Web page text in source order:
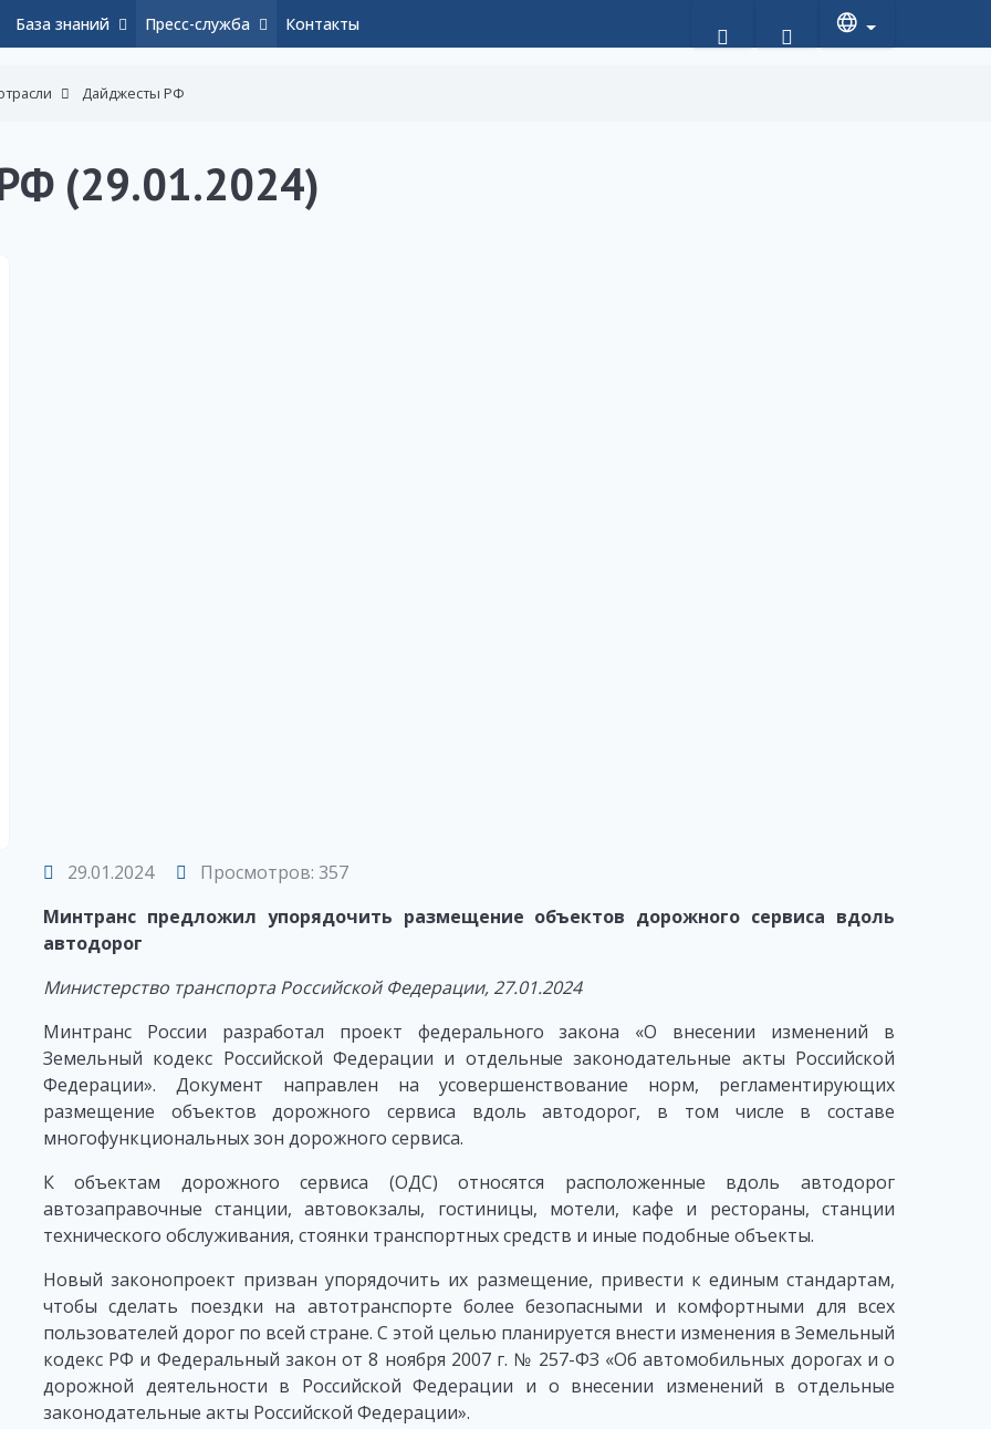
База знаний Пресс-служба Контакты
Дайджесты РФ
(29.01.2024)
29.01.2024
Просмотров: 357
Минтранс предложил упорядочить размещение объектов дорожного сервиса вдоль
автодорог
Министерство транспорта Российской Федерации, 27.01.2024
Минтранс России разработал проект федерального закона «О внесении изменений в
Земельный кодекс Российской Федерации и отдельные законодательные акты Российской
Федерации». Документ направлен на усовершенствование норм, регламентирующих
размещение объектов дорожного сервиса вдоль автодорог, в том числе в составе
многофункциональных зон дорожного сервиса.
К объектам дорожного сервиса (ОДС) относятся расположенные вдоль автодорог
автозаправочные станции, автовокзалы, гостиницы, мотели, кафе и рестораны, станции
технического обслуживания, стоянки транспортных средств и иные подобные объекты.
Новый законопроект призван упорядочить их размещение, привести к единым стандартам,
чтобы сделать поездки на автотранспорте более безопасными и комфортными для всех
пользователей дорог по всей стране. С этой целью планируется внести изменения в Земельный
кодекс РФ и Федеральный закон от 8 ноября 2007 г. № 257-ФЗ «Об автомобильных дорогах и о
дорожной деятельности в Российской Федерации и о внесении изменений в отдельные
законодательные акты Российской Федерации».